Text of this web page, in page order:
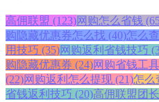
高佣联盟 (123)网购怎么省钱
购隐藏优惠券怎么找 (40)怎么
用技巧 (35)网购返利省钱技巧
购隐藏优惠券 (24)网购省钱工
(22)网购返利怎么提现 (21)怎么
省钱返利技巧 (20)高佣联盟团